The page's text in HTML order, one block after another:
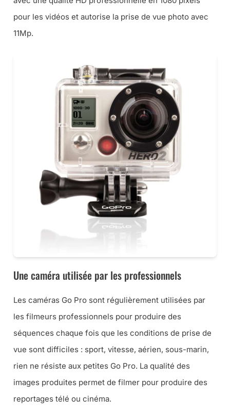
pour les vidéos et autorise la prise de vue photo avec
11Mp.
Une caméra utilisée par les professionnels
Les caméras Go Pro sont régulièrement utilisées par
les filmeurs professionnels pour produire des
séquences chaque fois que les conditions de prise de
vue sont difficiles : sport, vitesse, aérien, sous-marin,
rien ne résiste aux petites Go Pro. La qualité des
images produites permet de filmer pour produire des
reportages télé ou cinéma.